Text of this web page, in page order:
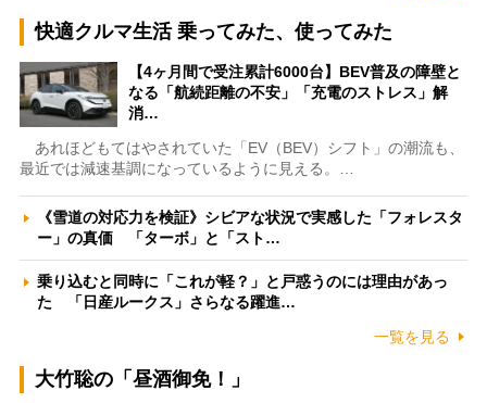
快適クルマ生活 乗ってみた、使ってみた
【4ヶ月間で受注累計6000台】BEV普及の障壁と
なる「航続距離の不安」「充電のストレス」解
消…
あれほどもてはやされていた「EV（BEV）シフト」の潮流も、
最近では減速基調になっているように見える。…
《雪道の対応力を検証》シビアな状況で実感した「フォレスタ
ー」の真価 「ターボ」と「スト…
乗り込むと同時に「これが軽？」と戸惑うのには理由があっ
た 「日産ルークス」さらなる躍進…
一覧を見る
大竹聡の「昼酒御免！」